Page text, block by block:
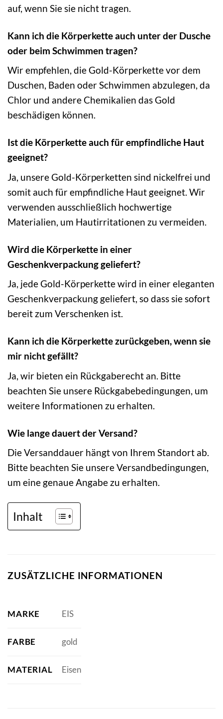
auf, wenn Sie sie nicht tragen.
Kann ich die Körperkette auch unter der Dusche
oder beim Schwimmen tragen?
Wir empfehlen, die Gold-Körperkette vor dem
Duschen, Baden oder Schwimmen abzulegen, da
Chlor und andere Chemikalien das Gold
beschädigen können.
Ist die Körperkette auch für empfindliche Haut
geeignet?
Ja, unsere Gold-Körperketten sind nickelfrei und
somit auch für empfindliche Haut geeignet. Wir
verwenden ausschließlich hochwertige
Materialien, um Hautirritationen zu vermeiden.
Wird die Körperkette in einer
Geschenkverpackung geliefert?
Ja, jede Gold-Körperkette wird in einer eleganten
Geschenkverpackung geliefert, so dass sie sofort
bereit zum Verschenken ist.
Kann ich die Körperkette zurückgeben, wenn sie
mir nicht gefällt?
Ja, wir bieten ein Rückgaberecht an. Bitte
beachten Sie unsere Rückgabebedingungen, um
weitere Informationen zu erhalten.
Wie lange dauert der Versand?
Die Versanddauer hängt von Ihrem Standort ab.
Bitte beachten Sie unsere Versandbedingungen,
um eine genaue Angabe zu erhalten.
Inhalt
ZUSÄTZLICHE INFORMATIONEN
MARKE EIS
FARBE gold
MATERIAL Eisen